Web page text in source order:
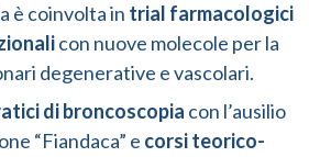
è coinvolta in trial farmacologici
con nuove molecole per la
degenerative e vascolari.
di broncoscopia con l’ausilio
“Fiandaca” e corsi teorico-